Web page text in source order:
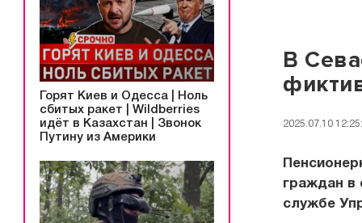
Горят Киев и Одесса | Ноль
сбитых ракет | Wildberries
идёт в Казахстан | Звонок
Путину из Америки
В
2025.07.10
граждан в
службе